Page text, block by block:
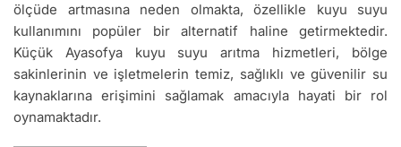
ölçüde artmasına neden olmakta, özellikle kuyu suyu
kullanımını popüler bir alternatif haline getirmektedir.
Küçük Ayasofya kuyu suyu arıtma hizmetleri, bölge
sakinlerinin ve işletmelerin temiz, sağlıklı ve güvenilir su
kaynaklarına erişimini sağlamak amacıyla hayati bir rol
oynamaktadır.